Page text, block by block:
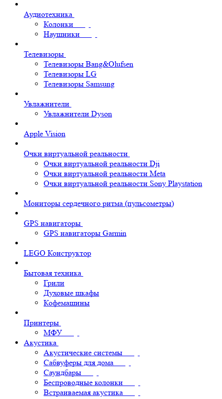
Аудиотехника
Колонки
Наушники
Телевизоры
Телевизоры Bang&Olufsen
Телевизоры LG
Телевизоры Samsung
Увлажнители
Увлажнители Dyson
Apple Vision
Очки виртуальной реальности
Очки виртуальной реальности Dji
Очки виртуальной реальности Meta
Очки виртуальной реальности Sony Playstation
Мониторы сердечного ритма (пульсометры)
GPS навигаторы
GPS навигаторы Garmin
LEGO Конструктор
Бытовая техника
Грили
Духовые шкафы
Кофемашины
Принтеры
МФУ
Акустика
Акустические системы
Сабвуферы для дома
Саундбары
Беспроводные колонки
Встраиваемая акустика